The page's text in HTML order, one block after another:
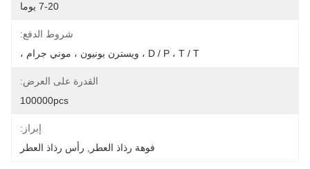
7-20 يوما
شروط الدفع:
D / P ، T / T ، ويسترن يونيون ، موني جرام ،
القدرة على العرض:
100000pcs
إبراز:
فوهة رذاذ العطر
رأس رذاذ العطر